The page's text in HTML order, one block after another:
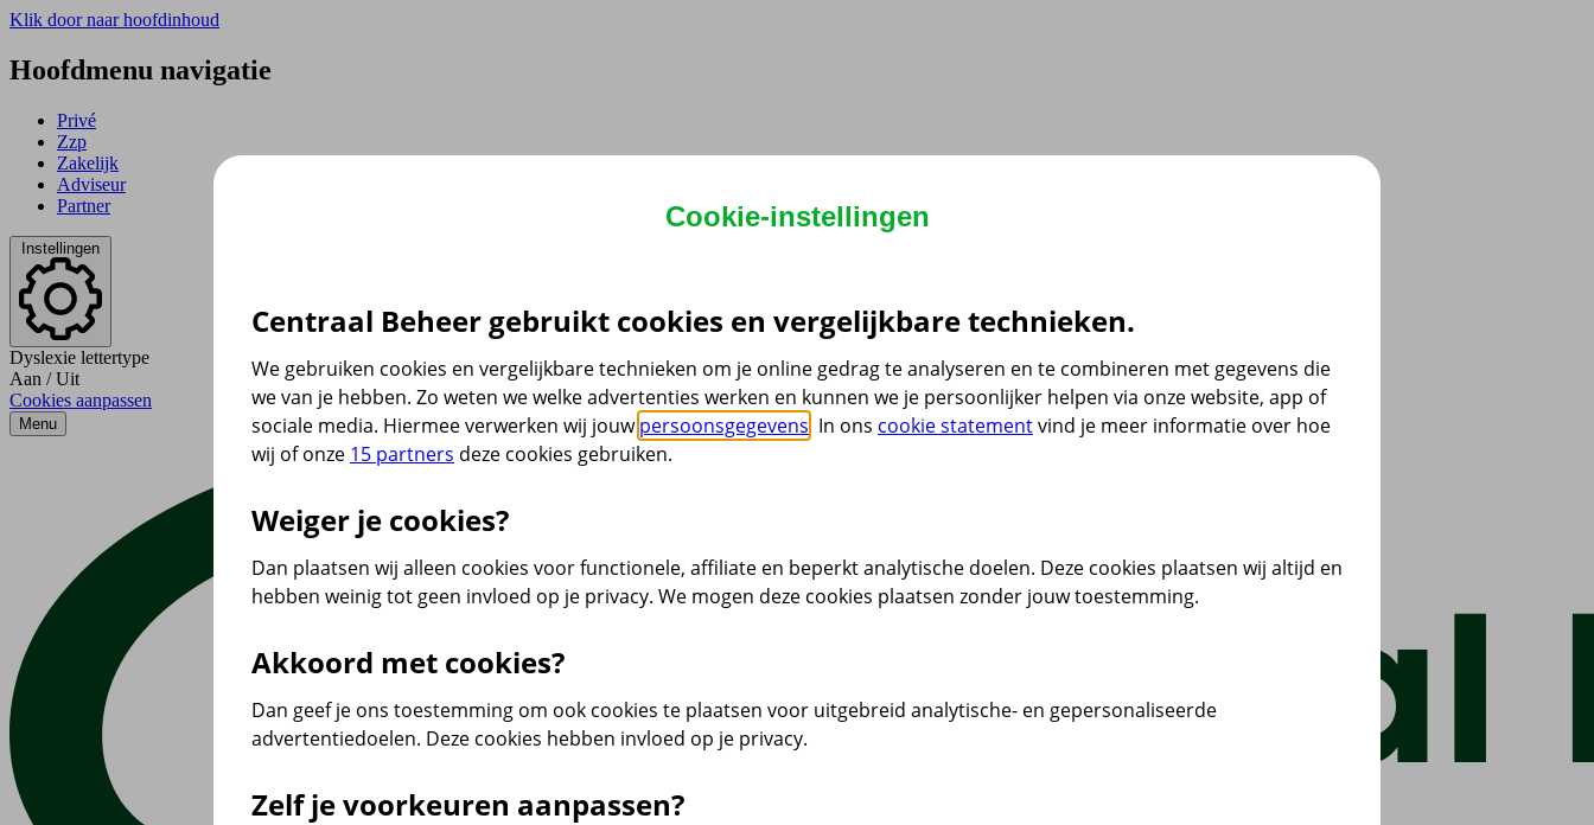
Klik door naar hoofdinhoud
Hoofdmenu navigatie
Privé
Zzp
Zakelijk
Adviseur
Partner
Instellingen
Dyslexie lettertype
Aan / Uit
Cookies aanpassen
Menu
Cookie-instellingen
Centraal Beheer gebruikt cookies en vergelijkbare technieken.
We gebruiken cookies en vergelijkbare technieken om je online gedrag te analyseren en te combineren met gegevens die
we van je hebben. Zo weten we welke advertenties werken en kunnen we je persoonlijker helpen via onze website, app of
sociale media. Hiermee verwerken wij jouwpersoonsgegevens . In ons cookie statementvind je meer informatie over hoe
wij of onze 15 partners deze cookies gebruiken.
Weiger je cookies?
Dan plaatsen wij alleen cookies voor functionele, affiliate en beperkt analytische doelen. Deze cookies plaatsen wij altijd en
hebben weinig tot geen invloed op je privacy. We mogen deze cookies plaatsen zonder jouw toestemming.
Akkoord met cookies?
Dan geef je ons toestemming om ook cookies te plaatsen voor uitgebreid analytische- en gepersonaliseerde
advertentiedoelen. Deze cookies hebben invloed op je privacy.
Zelf je voorkeuren aanpassen?